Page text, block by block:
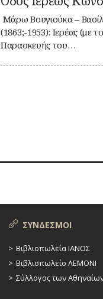
Μάρω Βουγιούκα –
(1863;-1953): Ιερέας (με
Παρασκευής του…
Ιερέως
Κωνσταντίνου
Ζυμαράκη
ΣΥΝΔΕΣΜΟΙ
Βιβλιοπωλεία ΙΑΝΟΣ
Βιβλιοπωλείο ΛΕΜΟΝΙ
Σύλλογος των